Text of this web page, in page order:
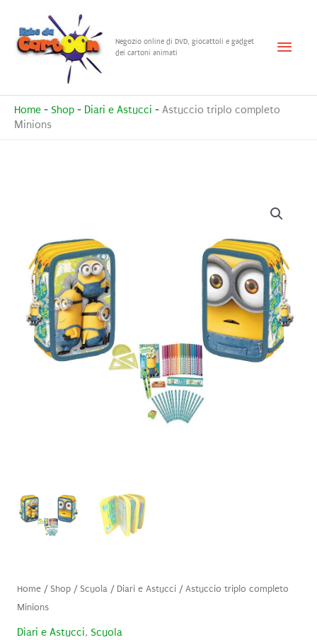
contenuto
Negozio online di DVD, giocattoli e gadget
dei cartoni animati
Menu
Home - Shop - Diari e Astucci - Astuccio triplo completo
Minions
Home/ Shop/ Scuola/ Diari e Astucci/ Astuccio triplo completo
Minions
Diari e Astucci, Scuola